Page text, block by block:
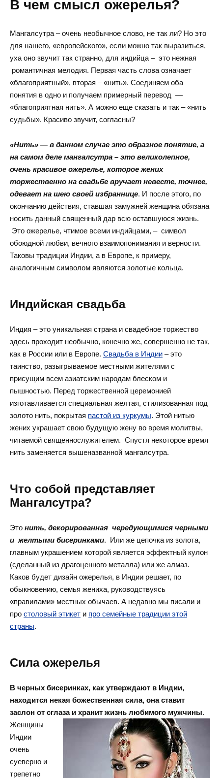
В чем смысл ожерелья?
Мангалсутра – очень необычное слово, не так ли? Но это
для нашего, «европейского», если можно так выразиться,
уха оно звучит так странно, для индийца – это нежная
романтичная мелодия. Первая часть слова означает
«благоприятный», вторая – «нить». Соединяем оба
понятия в одно и получаем примерный перевод —
«благоприятная нить». А можно еще сказать и так – «нить
судьбы». Красиво звучит, согласны?
«Нить» — в данном случае это образное понятие, а
на самом деле мангалсутра – это великолепное,
очень красивое ожерелье, которое жених
торжественно на свадьбе вручает невесте, точнее,
одевает на шею своей избраннице. И после этого, по
окончанию действия, ставшая замужней женщина обязана
носить данный священный дар всю оставшуюся жизнь.
Это ожерелье, чтимое всеми индийцами, – символ
обоюдной любви, вечного взаимопонимания и верности.
Таковы традиции Индии, а в Европе, к примеру,
аналогичным символом являются золотые кольца.
Индийская свадьба
Индия – это уникальная страна и свадебное торжество
здесь проходит необычно, конечно же, совершенно не так,
как в России или в Европе. Свадьба в Индии – это
таинство, разыгрываемое местными жителями с
присущим всем азиатским народам блеском и
пышностью. Перед торжественной церемонией
изготавливается специальная желтая, стилизованная под
золото нить, покрытая пастой из куркумы. Этой нитью
жених украшает свою будущую жену во время молитвы,
читаемой священнослужителем. Спустя некоторое время
нить заменяется вышеназванной мангалсутра.
Что собой представляет
Мангалсутра?
Это нить, декорированная чередующимися черными
и желтыми бисеринками. Или же цепочка из золота,
главным украшением которой является эффектный кулон
(сделанный из драгоценного металла) или же алмаз.
Каков будет дизайн ожерелья, в Индии решает, по
обыкновению, семья жениха, руководствуясь
«правилами» местных обычаев. А недавно мы писали и
про столовый этикет и про семейные традиции этой
страны.
Сила ожерелья
В черных бисеринках, как утверждают в Индии,
находится некая божественная сила, она ставит
заслон от сглаза и хранит жизнь любимого мужчины.
Женщины
Индии
очень
суеверно и
трепетно